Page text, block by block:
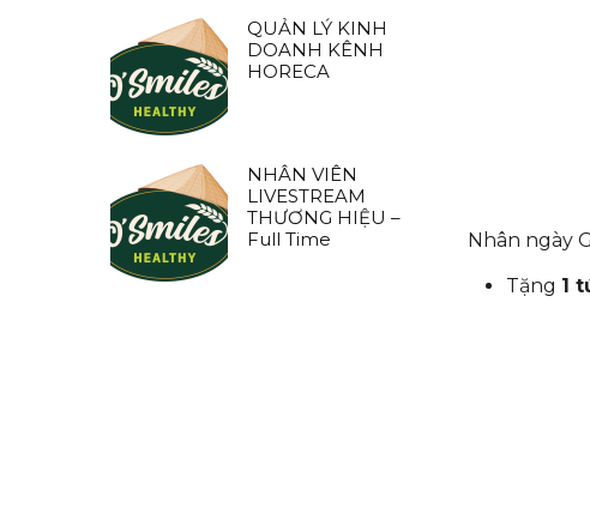
QUẢN LÝ KINH
DOANH KÊNH
HORECA
NHÂN VIÊN
LIVESTREAM
THƯƠNG HIỆU –
Full Time
Nhân ngày
Tặng 1